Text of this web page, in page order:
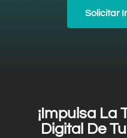
Solicitar
¡Impulsa La
Digital De